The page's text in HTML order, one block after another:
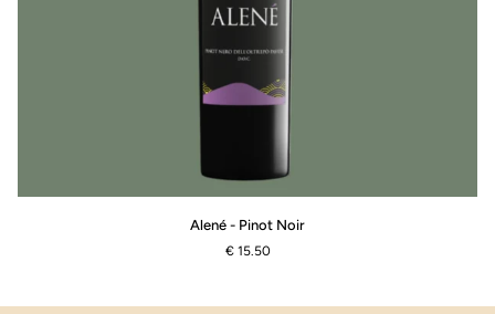
Alené - Pinot Noir
€ 15.50